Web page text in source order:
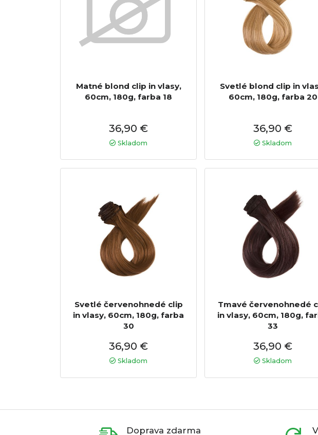
Matné blond clip in vlasy,
60cm, 180g, farba 18
36,90 €
Skladom
Svetlé blond clip in
60cm, 180g, farba 20
36,90 €
Skladom
Svetlé červenohnedé clip
in vlasy, 60cm, 180g, farba
30
36,90 €
Skladom
Tmavé červenohnedé
in vlasy, 60cm, 180g,
33
36,90 €
Skladom
Doprava zdarma